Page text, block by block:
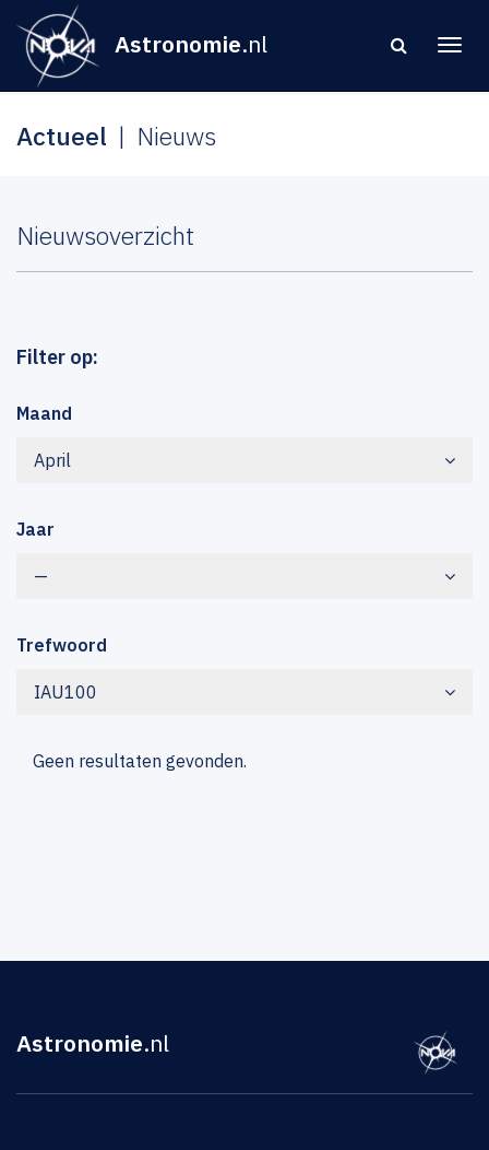
Astronomie.nl
Actueel Nieuws
Nieuwsoverzicht
Filter op:
Maand
April
Jaar
—
Trefwoord
IAU100
Geen resultaten gevonden.
Astronomie.nl